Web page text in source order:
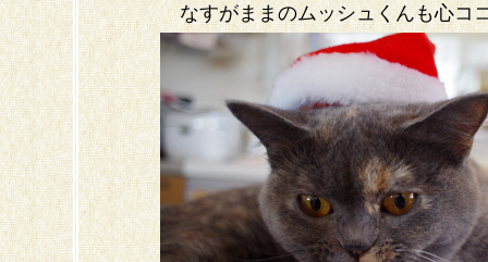
なすがままのムッシュくんも心コ